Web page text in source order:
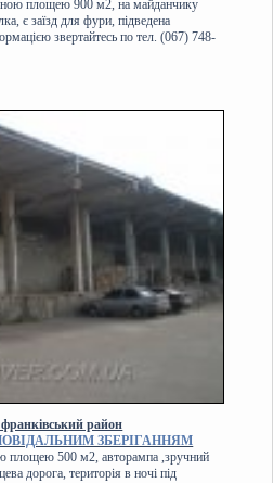
площею 900 м2, на майданчику
є заїзд для фури, підведена
звертайтесь по тел. (067) 748-
район
ЗБЕРІГАННЯМ
площею 500 м2, авторампа ,зручний
дорога, територія в ночі під